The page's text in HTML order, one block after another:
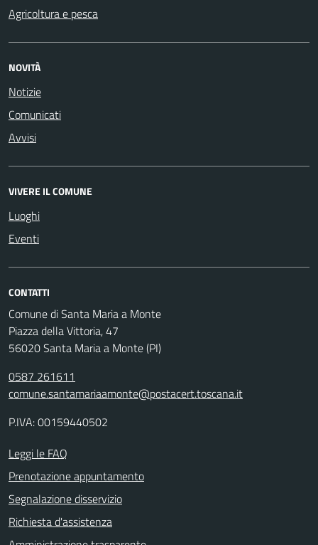
Agricoltura e pesca
NOVITÀ
Notizie
Comunicati
Avvisi
VIVERE IL COMUNE
Luoghi
Eventi
CONTATTI
Comune di Santa Maria a Monte
Piazza della Vittoria, 47
56020 Santa Maria a Monte (PI)
0587 261611
comune.santamariaamonte@postacert.toscana.it
P.IVA: 00159440502
Leggi le FAQ
Prenotazione appuntamento
Segnalazione disservizio
Richiesta d'assistenza